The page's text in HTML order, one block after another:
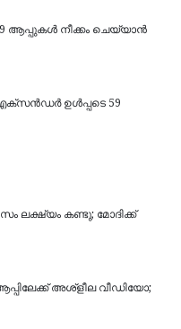
ആപ്പുകള്‍ നീക്കം ചെയ്യാന്‍
ഉള്‍പ്പടെ 59
ലക്ഷ്യം കണ്ടു; മോദിക്ക്
അശ്‌ളീല വീഡിയോ;